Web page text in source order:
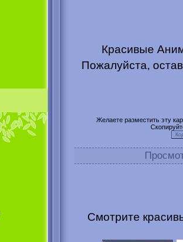
Красивые
Пожалуйста,
Желаете разместить эту
Смотрите